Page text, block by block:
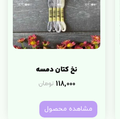
نخ کتان دمسه
118,000 تومان
مشاهده محصول